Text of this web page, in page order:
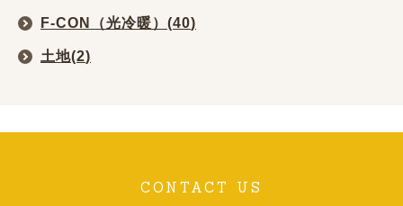
F-CON（光冷暖）(40)
土地(2)
CONTACT US